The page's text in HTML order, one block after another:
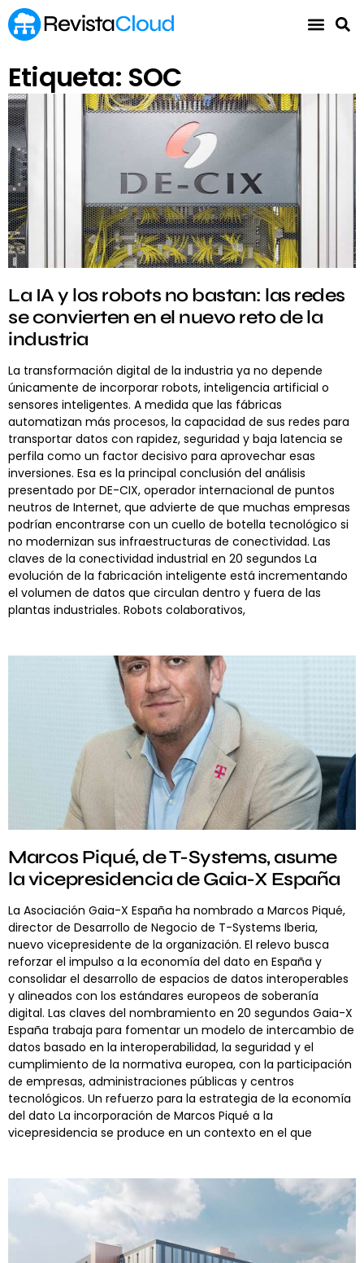
Etiqueta: SOC
La IA y los robots no bastan: las redes
se convierten en el nuevo reto de la
industria
La transformación digital de la industria ya no depende
únicamente de incorporar robots, inteligencia artificial o
sensores inteligentes. A medida que las fábricas
automatizan más procesos, la capacidad de sus redes para
transportar datos con rapidez, seguridad y baja latencia se
perfila como un factor decisivo para aprovechar esas
inversiones. Esa es la principal conclusión del análisis
presentado por DE-CIX, operador internacional de puntos
neutros de Internet, que advierte de que muchas empresas
podrían encontrarse con un cuello de botella tecnológico si
no modernizan sus infraestructuras de conectividad. Las
claves de la conectividad industrial en 20 segundos La
evolución de la fabricación inteligente está incrementando
el volumen de datos que circulan dentro y fuera de las
plantas industriales. Robots colaborativos,
Marcos Piqué, de T-Systems, asume
la vicepresidencia de Gaia-X España
La Asociación Gaia-X España ha nombrado a Marcos Piqué,
director de Desarrollo de Negocio de T-Systems Iberia,
nuevo vicepresidente de la organización. El relevo busca
reforzar el impulso a la economía del dato en España y
consolidar el desarrollo de espacios de datos interoperables
y alineados con los estándares europeos de soberanía
digital. Las claves del nombramiento en 20 segundos Gaia-X
España trabaja para fomentar un modelo de intercambio de
datos basado en la interoperabilidad, la seguridad y el
cumplimiento de la normativa europea, con la participación
de empresas, administraciones públicas y centros
tecnológicos. Un refuerzo para la estrategia de la economía
del dato La incorporación de Marcos Piqué a la
vicepresidencia se produce en un contexto en el que